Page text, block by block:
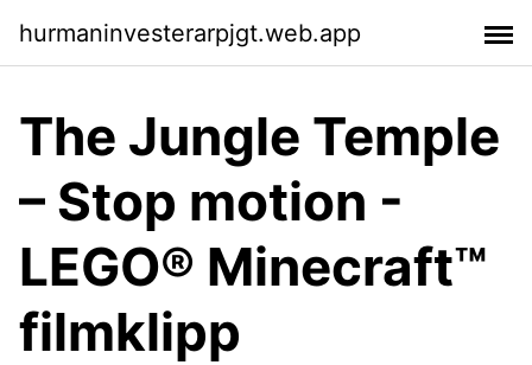
hurmaninvesterarpjgt.web.app
The Jungle Temple
– Stop motion -
LEGO® Minecraft™
filmklipp